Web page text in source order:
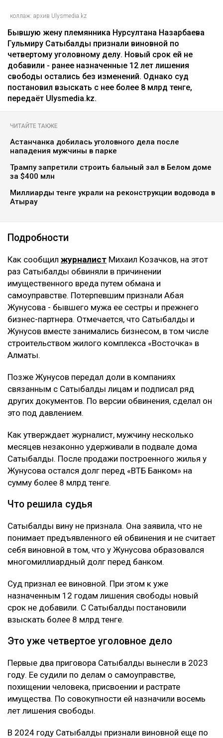
коллаж: архив Ulysmedia.kz
Бывшую жену племянника Нурсултана Назарбаева
Гульмиру Сатыбалды признали виновной по
четвертому уголовному делу. Новый срок ей не
добавили - ранее назначенные 12 лет лишения
свободы остались без изменений. Однако суд
постановил взыскать с нее более 8 млрд тенге,
передаёт Ulysmedia.kz.
ЧИТАЙТЕ ТАКЖЕ
Астанчанка добилась уголовного дела после
нападения мужчины в парке
Трампу запретили строить бальный зал в Белом доме
за $400 млн
Миллиарды тенге украли на реконструкции водовода в
Атырау
Подробности
Как сообщил журналист Михаил Козачков, на этот
раз Сатыбалды обвиняли в причинении
имущественного вреда путем обмана и
самоуправстве. Потерпевшим признали Абая
Жунусова - бывшего мужа ее сестры и прежнего
бизнес-партнера. Отмечается, что Сатыбалды и
Жунусов вместе занимались бизнесом, в том числе
строительством жилого комплекса «Восточка» в
Алматы.
Позже Жунусов передал доли в компаниях
связанным с Сатыбалды лицам и подписал ряд
других документов. По версии обвинения, сделал он
это под давлением.
Как утверждает журналист, мужчину несколько
месяцев незаконно удерживали в подвале дома
Сатыбалды. После продажи построенного жилья у
Жунусова остался долг перед «ВТБ Банком» на
сумму более 8 млрд тенге.
Что решила судья
Сатыбалды вину не признала. Она заявила, что не
понимает предъявленного ей обвинения и не считает
себя виновной в том, что у Жунусова образовался
многомиллиардный долг перед банком.
Суд признал ее виновной. При этом к уже
назначенным 12 годам лишения свободы новый
срок не добавили. С Сатыбалды постановили
взыскать более 8 млрд тенге.
Это уже четвертое уголовное дело
Первые два приговора Сатыбалды вынесли в 2023
году. Ее судили по делам о самоуправстве,
похищении человека, присвоении и растрате
имущества. По совокупности ей назначили восемь
лет лишения свободы.
В 2024 году Сатыбалды признали виновной еще по